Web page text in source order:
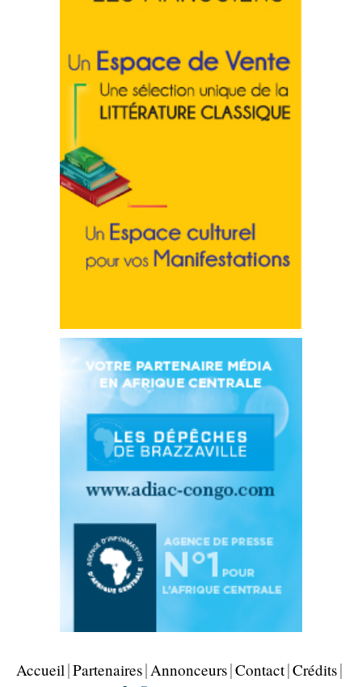
Accueil Partenaires Annonceurs Contact Crédits